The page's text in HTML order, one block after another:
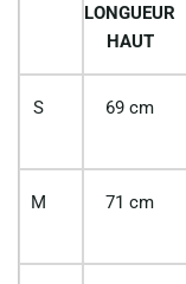
LONGUEUR
HAUT
S 69 cm
M 71 cm